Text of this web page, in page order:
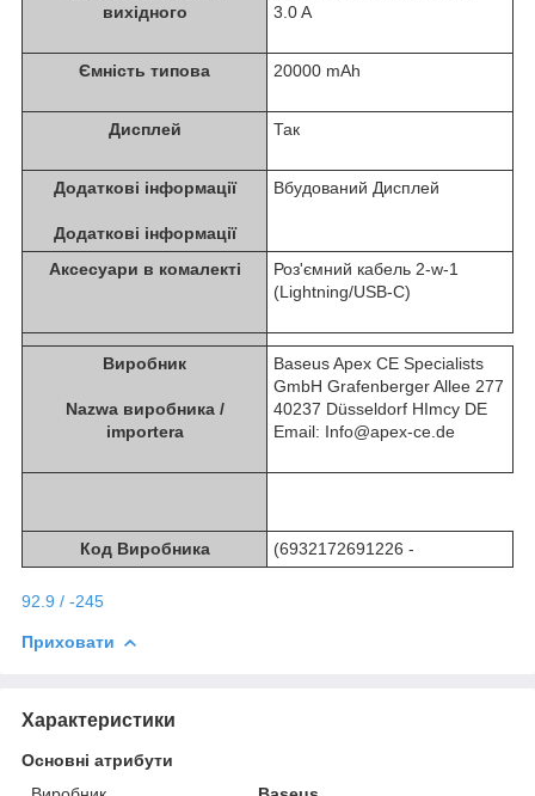
вихідного
3.0 A
Ємність типова 20000 mAh
Дисплей Так
Додаткові інформації
Додаткові інформації
Вбудований Дисплей
Аксесуари в комалекті
Роз'ємний кабель 2-w-1
(Lightning/USB-C)
Виробник
Nazwa виробника /
importera
Baseus Apex CE Specialists
GmbH Grafenberger Allee 277
40237 Düsseldorf НІmcy DE
Email: Info@apex-ce.de
Код Виробника (6932172691226 -
92.9 / -245
Приховати
Характеристики
Основні атрибути